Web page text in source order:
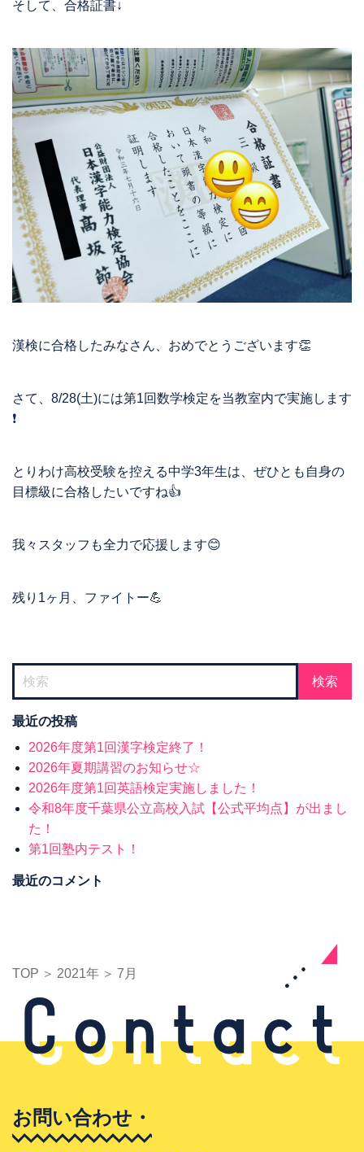
そして、合格証書↓
漢検に合格したみなさん、おめでとうございます👏
さて、8/28(土)には第1回数学検定を当教室内で実施します
❗️
とりわけ高校受験を控える中学3年生は、ぜひとも自身の
目標級に合格したいですね👍
我々スタッフも全力で応援します😊
残り1ヶ月、ファイトー💪
最近の投稿
2026年度第1回漢字検定終了！
2026年夏期講習のお知らせ☆
2026年度第1回英語検定実施しました！
令和8年度千葉県公立高校入試【公式平均点】が出まし
た！
第1回塾内テスト！
最近のコメント
TOP 2021年 7月
お問い合わせ・